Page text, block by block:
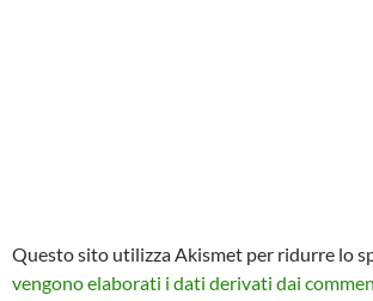
Questo sito utilizza Akismet per ridurre lo
vengono elaborati i dati derivati dai